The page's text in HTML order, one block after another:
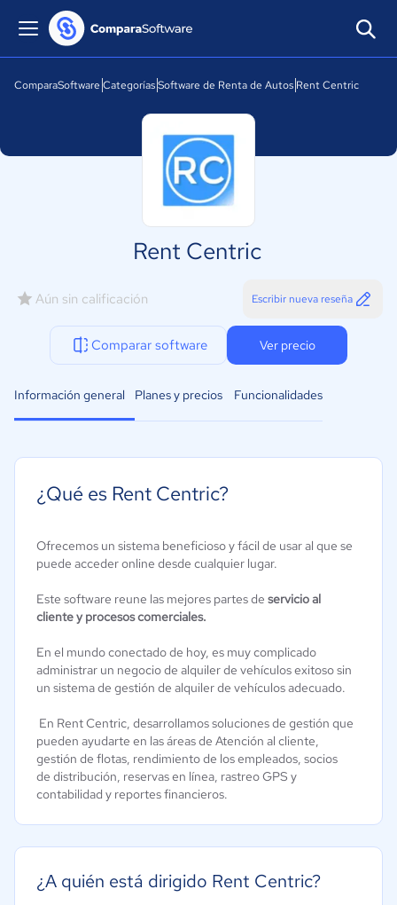
ComparaSoftware CategoríasSoftware de Renta de Autos Rent Centric
Rent Centric
Aún sin calificación Escribir nueva reseña
Comparar software Ver precio
Información general Planes y precios Funcionalidades
¿Qué es Rent Centric?
Ofrecemos un sistema beneficioso y fácil de usar al que se
puede acceder online desde cualquier lugar.
Este software reune las mejores partes de servicio al
cliente y procesos comerciales.
En el mundo conectado de hoy, es muy complicado
administrar un negocio de alquiler de vehículos exitoso sin
un sistema de gestión de alquiler de vehículos adecuado.
En Rent Centric, desarrollamos soluciones de gestión que
pueden ayudarte en las áreas de Atención al cliente,
gestión de flotas, rendimiento de los empleados, socios
de distribución, reservas en línea, rastreo GPS y
contabilidad y reportes financieros.
¿A quién está dirigido Rent Centric?